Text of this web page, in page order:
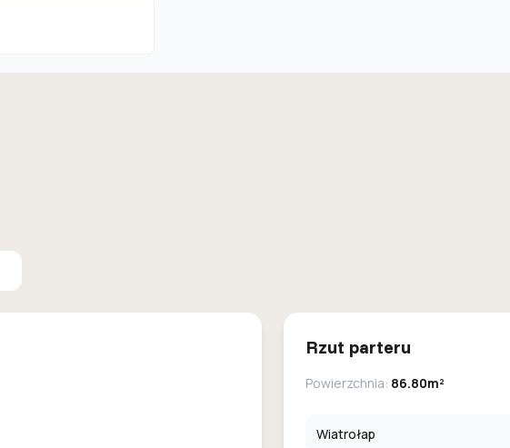
Rzut parteru
Powierzchnia: 86.80m²
Wiatrołap